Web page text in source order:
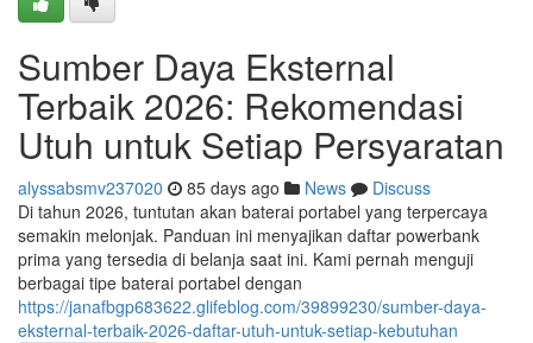
Sumber Daya Eksternal
Terbaik 2026: Rekomendasi
Utuh untuk Setiap Persyaratan
alyssabsmv237020 85 days ago News
Discuss
Di tahun 2026, tuntutan akan baterai portabel yang terpercaya
semakin melonjak. Panduan ini menyajikan daftar powerbank
prima yang tersedia di belanja saat ini. Kami pernah menguji
berbagai tipe baterai portabel dengan
https://janafbgp683622.glifeblog.com/39899230/sumber-daya-
eksternal-terbaik-2026-daftar-utuh-untuk-setiap-kebutuhan